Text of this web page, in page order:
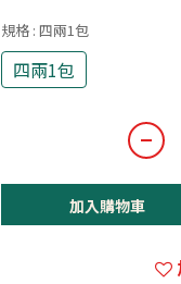
規格 : 四兩1包
四兩1包
加入購物車